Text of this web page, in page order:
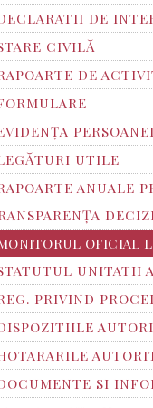
DE
CIVILĂ
DE
UTILE
ANUALE
OFICIAL
UNITATII
PRIVIND
SI